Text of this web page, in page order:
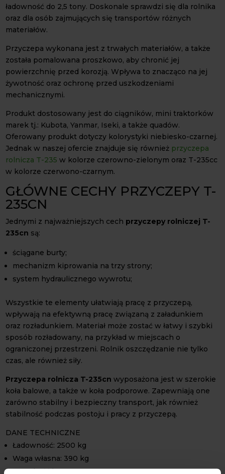
ładowność do 2,5 tony. Doskonale sprawdzi się dla rolnika
oraz dla osób zajmujących się transportów różnych
materiałów.
Przyczepa wykonana jest z trwałych materiałów, a także
została pomalowana proszkowo, aby chronić jej
powierzchnię przed korozją. Wpływa to znacząco na jej
żywotność oraz ochronę przed uszkodzeniami
mechanicznymi.
Produkt dostosowany jest do ciągników, mini traktorków
marek tj.: Kubota, Yanmar, Iseki, a także quadów.
Oferowany produkt dotyczy kolorystyki niebiesko-czarnej.
Jednak w naszej ofercie znajduje się również przyczepa
rolnicza T-235 w kolorze czerowno-zielonym oraz T-235cc
w kolorze czerwono-czarnym.
GŁÓWNE CECHY PRZYCZEPY T-
235CN
Jednymi z najważniejszych cech przyczepy rolniczej T-
235cn są:
ściągane burty;
mechanizm kiprowania na trzy strony;
system hydraulicznego wywrotu;
Wszystkie te elementy ułatwiają pracę z przyczepą,
wpływają na efektywną pracę związaną z załadunkiem
oraz rozładunkiem. Materiał może zostać w łatwy i szybki
sposób rozładowany, na przykład w miejscach o
ograniczonej przestrzeni. Rolnik oszczędzanie nie tylko
czas, ale również siły.
Przyczepa rolnicza T-235cn wyposażona jest w szerokie
koła balowe, a także w koła podporowe. Zapewniają one
zarówno stabilny i bezpieczny transport, jak również
stabilność podczas postoju i pracy z przyczepą.
DANE TECHNICZNE
Ładowność: 2500 kg
Waga własna: 390 kg
Wysokość burt: 37 cm